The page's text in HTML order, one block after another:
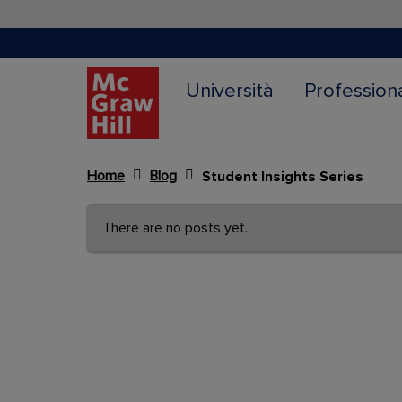
Università
Home Blog
Student Insights Series
There are no posts yet.